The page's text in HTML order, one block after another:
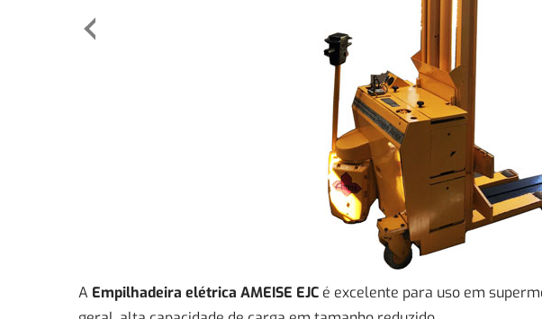
A Empilhadeira elétrica AMEISE EJC é excelente para uso em